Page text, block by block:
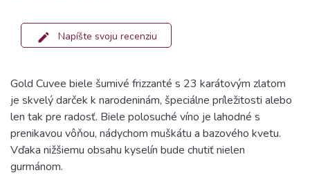
Napíšte svoju recenziu
Gold Cuvee biele šumivé frizzanté s 23 karátovým zlatom
je skvelý darček k narodeninám, špeciálne príležitosti alebo
len tak pre radosť. Biele polosuché víno je lahodné s
prenikavou vôňou, nádychom muškátu a bazového kvetu.
Vďaka nižšiemu obsahu kyselín bude chutiť nielen
gurmánom.